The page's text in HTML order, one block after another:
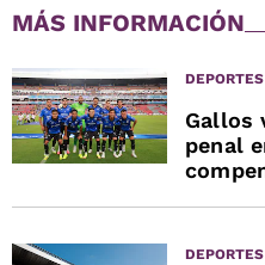
MÁS INFORMACIÓN
DEPORTES
Gallos
penal
DEPORTES